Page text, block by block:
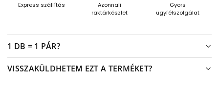
Express szállítás
Azonnali
raktárkészlet
Gyors
ügyfélszolgálat
1 DB = 1 PÁR?
VISSZAKÜLDHETEM EZT A TERMÉKET?